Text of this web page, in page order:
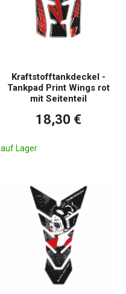
Kraftstofftankdeckel -
Tankpad Print Wings rot
mit Seitenteil
18,30 €
auf Lager